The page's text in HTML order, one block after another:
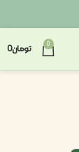
0 تومان0